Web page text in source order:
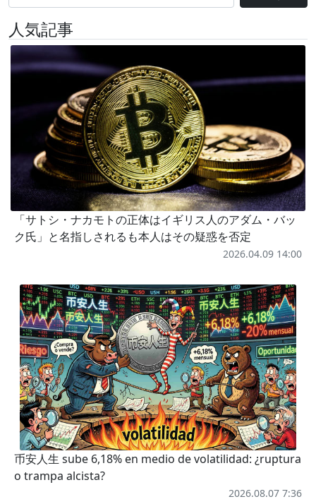
人気記事
「サトシ・ナカモトの正体はイギリス人のアダム・バッ
ク氏」と名指しされるも本人はその疑惑を否定
2026.04.09 14:00
币安人生 sube 6,18% en medio de volatilidad: ¿ruptura
o trampa alcista?
2026.08.07 7:36